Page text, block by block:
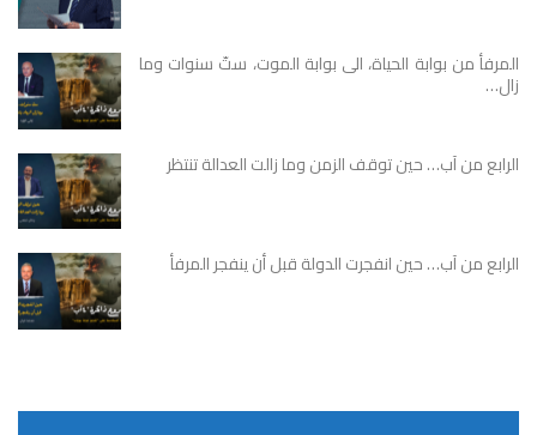
المرفأ من بوابة الحياة، الى بوابة الموت، ستّ سنوات وما
زال…
الرابع من آب… حين توقف الزمن وما زالت العدالة تنتظر
الرابع من آب… حين انفجرت الدولة قبل أن ينفجر المرفأ